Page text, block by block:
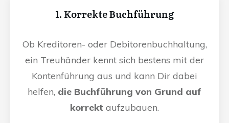
1. Korrekte Buchführung
Ob Kreditoren- oder Debitorenbuchhaltung,
ein Treuhänder kennt sich bestens mit der
Kontenführung aus und kann Dir dabei
helfen, die Buchführung von Grund auf
korrekt aufzubauen.